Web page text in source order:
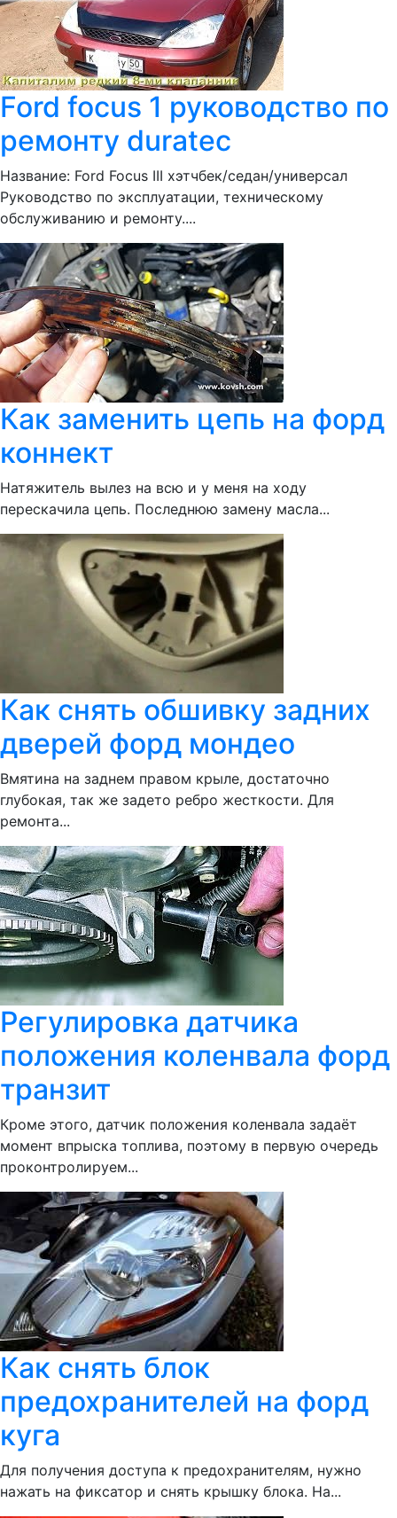
Ford focus 1 руководство по
ремонту duratec
Название: Ford Focus III хэтчбек/седан/универсал
Руководство по эксплуатации, техническому
обслуживанию и ремонту....
Как заменить цепь на форд
коннект
Натяжитель вылез на всю и у меня на ходу
перескачила цепь. Последнюю замену масла...
Как снять обшивку задних
дверей форд мондео
Вмятина на заднем правом крыле, достаточно
глубокая, так же задето ребро жесткости. Для
ремонта...
Регулировка датчика
положения коленвала форд
транзит
Кроме этого, датчик положения коленвала задаёт
момент впрыска топлива, поэтому в первую очередь
проконтролируем...
Как снять блок
предохранителей на форд
куга
Для получения доступа к предохранителям, нужно
нажать на фиксатор и снять крышку блока. На...